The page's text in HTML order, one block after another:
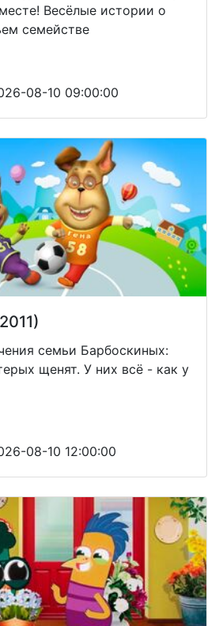
Весёлые истории о
семействе
08-10 09:00:00
семьи Барбоскиных:
щенят. У них всё - как у
08-10 12:00:00